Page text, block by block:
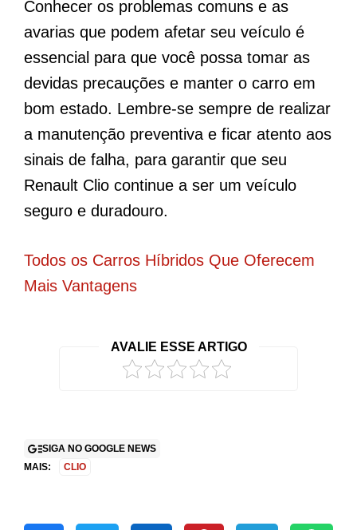
Conhecer os problemas comuns e as
avarias que podem afetar seu veículo é
essencial para que você possa tomar as
devidas precauções e manter o carro em
bom estado. Lembre-se sempre de realizar
a manutenção preventiva e ficar atento aos
sinais de falha, para garantir que seu
Renault Clio continue a ser um veículo
seguro e duradouro.
Todos os Carros Híbridos Que Oferecem
Mais Vantagens
AVALIE ESSE ARTIGO
SIGA NO GOOGLE NEWS
MAIS:
CLIO